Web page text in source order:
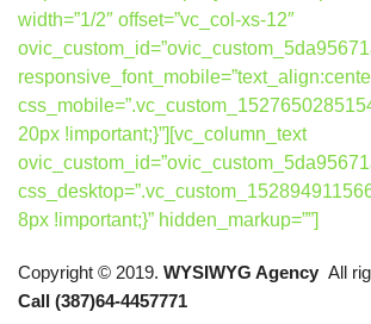
width=”1/2″ offset=”vc_col-xs-12″
20px !important;}”][vc_column_text
8px !important;}” hidden_markup=””]
Copyright © 2019. WYSIWYG Agency All
Call (387)64-4457771